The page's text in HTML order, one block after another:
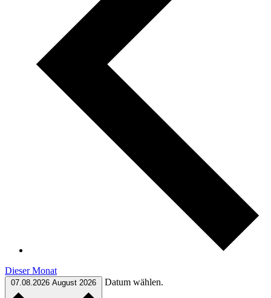
Dieser Monat
07.08.2026 August 2026 Datum wählen.